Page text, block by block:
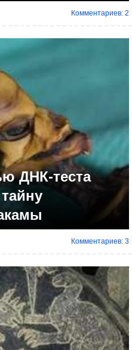
Комментариев: 2
ДНК-теста
Комментариев: 3